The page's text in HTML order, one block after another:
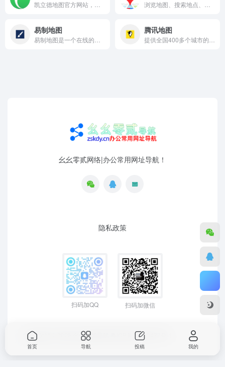
易制地图 腾讯地图
幺幺零贰网络|办公常用网址导航！
隐私政策
扫码加QQ 扫码加微信
Copyright © 2026 幺幺零贰导航 粤ICP备19129477号-1
首页 导航 投稿 我的